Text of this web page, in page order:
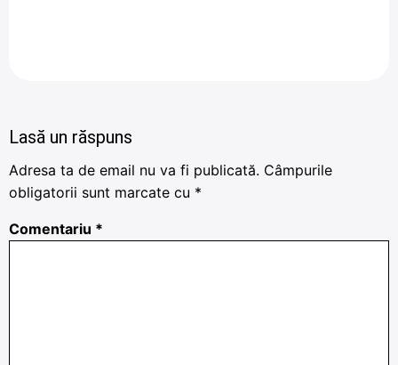
Lasă un răspuns
Adresa ta de email nu va fi publicată. Câmpurile
obligatorii sunt marcate cu *
Comentariu *